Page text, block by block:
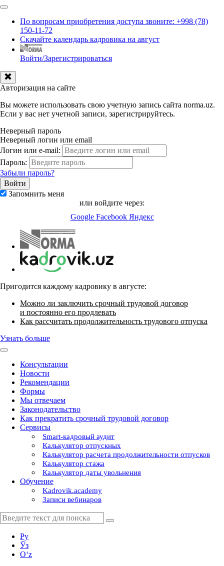
По вопросам приобретения доступа звоните: +998 (78)
150-11-72
Скачайте календарь кадровика на август
Войти/Зарегистрироваться
Авторизация на сайте
Вы можете использовать свою учетную запись сайта norma.uz.
Если у вас нет учетной записи, зарегистрируйтесь.
Неверный пароль
Неверный логин или email
Логин или e-mail:
Пароль:
Забыли пароль?
Запомнить меня
или войдите через:
Google Facebook Яндекс
Пригодится каждому кадровику в августе:
Можно ли заключить срочный трудовой договор
и постоянно его продлевать
Как рассчитать продолжительность трудового отпуска
Узнать больше
Консультации
Новости
Рекомендации
Формы
Мы отвечаем
Законодательство
Как прекратить срочный трудовой договор
Сервисы
Smart-кадровый аудит
Калькулятор отпускных
Калькулятор расчета продолжительности отпусков
Калькулятор стажа
Калькулятор даты увольнения
Обучение
Kadrovik.academy
Записи вебинаров
Ру
Ўз
Oʻz